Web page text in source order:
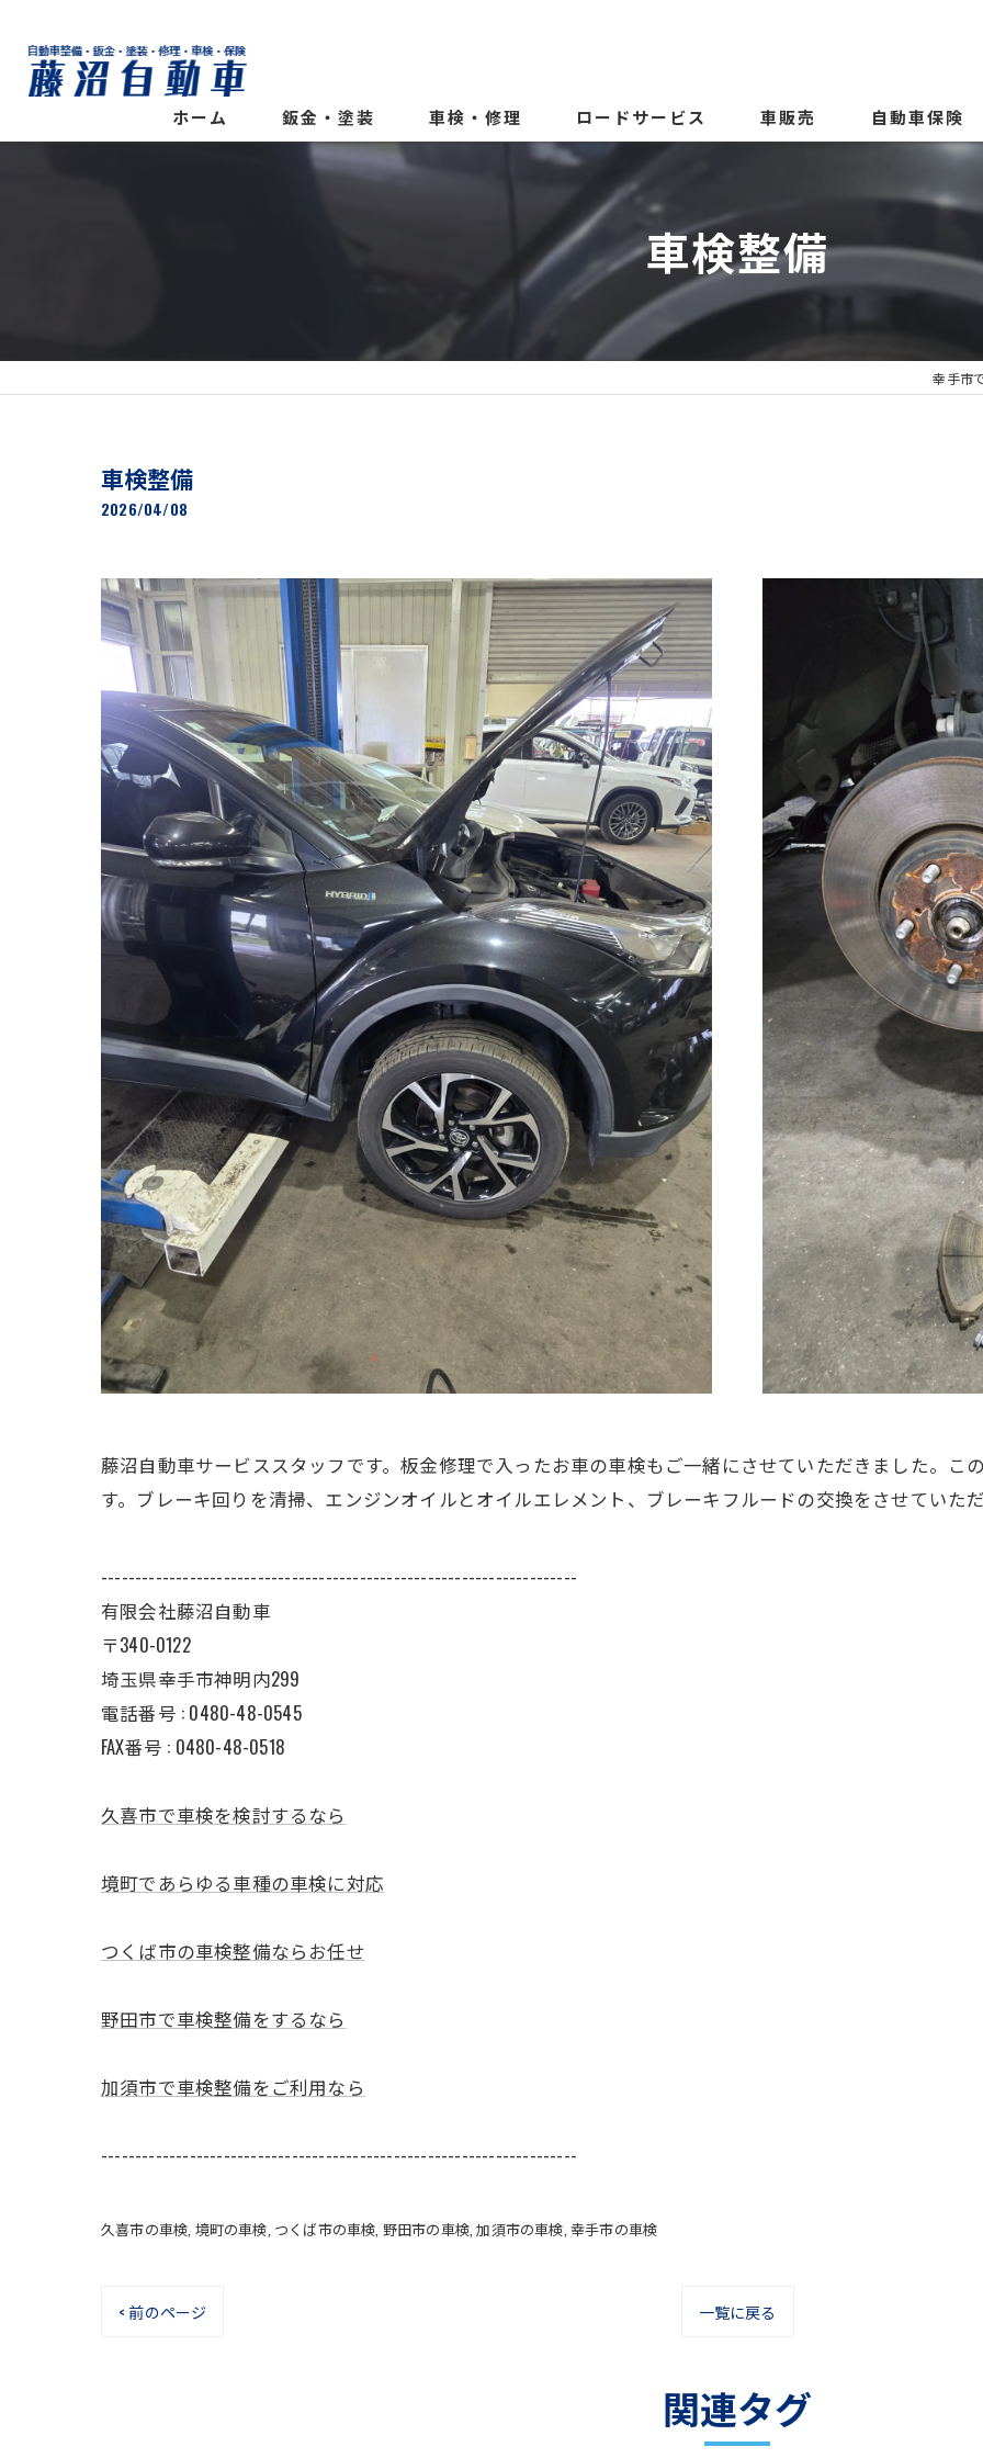
ホーム 鈑金・塗装 車検・修理 ロードサービス 車販売 自動車保険
車検整備
幸手市
車検整備
2026/04/08
藤沼自動車サービススタッフです。板金修理で入ったお車の車検もご一緒にさせていただきました。こ
す。ブレーキ回りを清掃、エンジンオイルとオイルエレメント、ブレーキフルードの交換をさせていただ
----------------------------------------------------------------------
有限会社藤沼自動車
〒340-0122
埼玉県幸手市神明内299
電話番号 : 0480-48-0545
FAX番号 : 0480-48-0518
久喜市で車検を検討するなら
境町であらゆる車種の車検に対応
つくば市の車検整備ならお任せ
野田市で車検整備をするなら
加須市で車検整備をご利用なら
----------------------------------------------------------------------
久喜市の車検 境町の車検 つくば市の車検 野田市の車検 加須市の車検 幸手市の車検
< 前のページ 一覧に戻る
関連タグ